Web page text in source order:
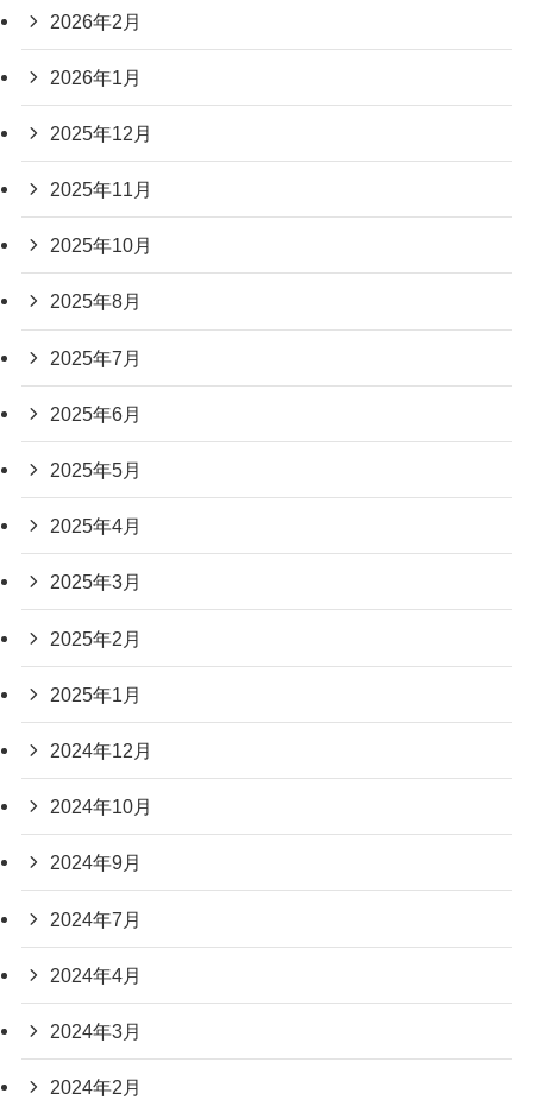
2026年2月
2026年1月
2025年12月
2025年11月
2025年10月
2025年8月
2025年7月
2025年6月
2025年5月
2025年4月
2025年3月
2025年2月
2025年1月
2024年12月
2024年10月
2024年9月
2024年7月
2024年4月
2024年3月
2024年2月